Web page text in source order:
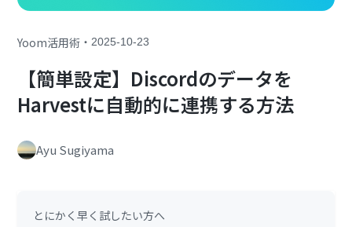
Yoom活用術 ・2025-10-23
【簡単設定】Discordのデータを
Harvestに自動的に連携する方法
Ayu Sugiyama
とにかく早く試したい方へ